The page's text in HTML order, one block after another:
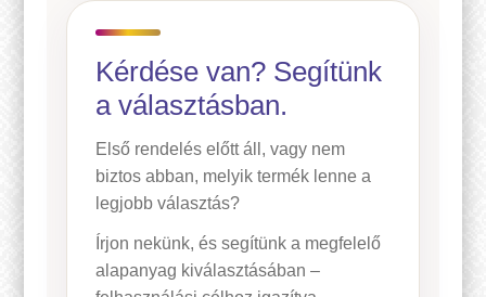
Kérdése van? Segítünk
a választásban.
Első rendelés előtt áll, vagy nem
biztos abban, melyik termék lenne a
legjobb választás?
Írjon nekünk, és segítünk a megfelelő
alapanyag kiválasztásában –